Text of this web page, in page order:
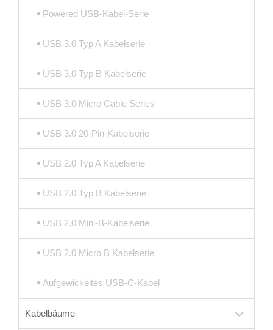
Powered USB-Kabel-Serie
USB 3.0 Typ A Kabelserie
USB 3.0 Typ B Kabelserie
USB 3.0 Micro Cable Series
USB 3.0 20-Pin-Kabelserie
USB 2.0 Typ A Kabelserie
USB 2.0 Typ B Kabelserie
USB 2.0 Mini-B-Kabelserie
USB 2.0 Micro B Kabelserie
Aufgewickeltes USB-C-Kabel
Kabelbäume